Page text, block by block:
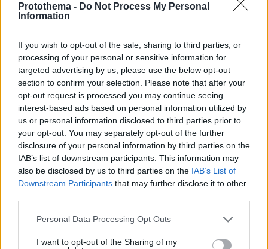
Protothema - Do Not Process My Personal
Information
If you wish to opt-out of the sale, sharing to third parties, or
processing of your personal or sensitive information for
targeted advertising by us, please use the below opt-out
section to confirm your selection. Please note that after your
opt-out request is processed you may continue seeing
interest-based ads based on personal information utilized by
us or personal information disclosed to third parties prior to
your opt-out. You may separately opt-out of the further
disclosure of your personal information by third parties on the
IAB’s list of downstream participants. This information may
also be disclosed by us to third parties on the IAB’s List of
Downstream Participants that may further disclose it to other
Please note that this website/app uses one or more Google
not limited to your visit or usage behaviour. You may click to
Personal Data Processing Opt Outs
I want to opt-out of the Sharing of my
Ειδήσεις Δημοφιλή Σχολιασμένα
Συγκλονιστικό βίντεο από χειρουργείο την ώρα του
σεισμού των 7,1R στην Ιαπωνία: Τα πάντα κλυδωνίζονται,
δύο προσπάθησαν να προστατεύσουν τον ασθενή
πριν 12 λεπτά
Οι τελευταίες ημέρες του κουταβιού που ζούσε με
λύκους στην Κεντρική Μακεδονία - Γιατί δεν
περισυνελέγη
πριν 18 λεπτά
Μπορεί ο γιος του Χατζιδάκι να απαγορεύσει στον
σταματάει ο νόμος για τα πνευματικά δικαιώματα
πριν 21 λεπτά
πριν 23 λεπτά